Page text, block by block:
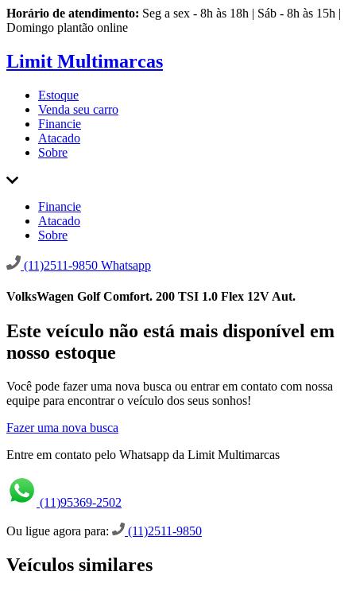
Horário de atendimento: Seg a sex - 8h às 18h | Sáb - 8h às 15h |
Domingo plantão online
Limit Multimarcas
Estoque
Venda seu carro
Financie
Atacado
Sobre
Financie
Atacado
Sobre
(11)2511-9850 Whatsapp
VolksWagen Golf Comfort. 200 TSI 1.0 Flex 12V Aut.
Este veículo não está mais disponível em
nosso estoque
Você pode fazer uma nova busca ou entrar em contato com nossa
equipe para encontrar o veículo dos seus sonhos!
Fazer uma nova busca
Entre em contato pelo Whatsapp da Limit Multimarcas
(11)95369-2502
Ou ligue agora para: (11)2511-9850
Veículos similares